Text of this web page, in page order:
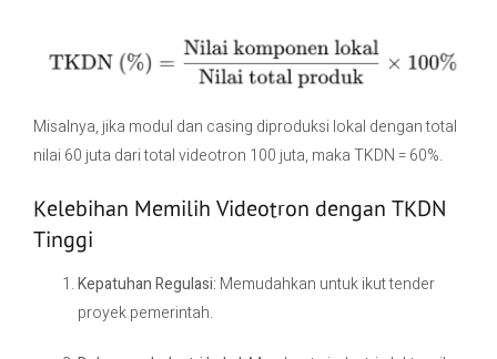
Misalnya, jika modul dan casing diproduksi lokal dengan total
nilai 60 juta dari total videotron 100 juta, maka TKDN = 60%.
Kelebihan Memilih Videotron dengan TKDN
Tinggi
Kepatuhan Regulasi: Memudahkan untuk ikut tender
proyek pemerintah.